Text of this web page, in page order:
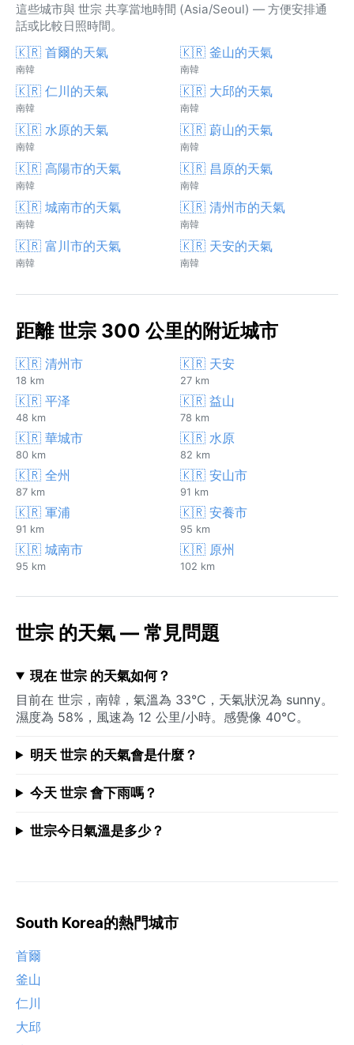
這些城市與 世宗 共享當地時間 (Asia/Seoul) — 方便安排通
話或比較日照時間。
🇰🇷 首爾的天氣
南韓
🇰🇷 釜山的天氣
南韓
🇰🇷 仁川的天氣
南韓
🇰🇷 大邱的天氣
南韓
🇰🇷 水原的天氣
南韓
🇰🇷 蔚山的天氣
南韓
🇰🇷 高陽市的天氣
南韓
🇰🇷 昌原的天氣
南韓
🇰🇷 城南市的天氣
南韓
🇰🇷 清州市的天氣
南韓
🇰🇷 富川市的天氣
南韓
🇰🇷 天安的天氣
南韓
距離 世宗 300 公里的附近城市
🇰🇷 清州市
18 km
🇰🇷 天安
27 km
🇰🇷 平泽
48 km
🇰🇷 益山
78 km
🇰🇷 華城市
80 km
🇰🇷 水原
82 km
🇰🇷 全州
87 km
🇰🇷 安山市
91 km
🇰🇷 軍浦
91 km
🇰🇷 安養市
95 km
🇰🇷 城南市
95 km
🇰🇷 原州
102 km
世宗 的天氣 — 常見問題
現在 世宗 的天氣如何？
目前在 世宗，南韓，氣溫為 33°C，天氣狀況為 sunny。
濕度為 58%，風速為 12 公里/小時。感覺像 40°C。
明天 世宗 的天氣會是什麼？
今天 世宗 會下雨嗎？
世宗今日氣溫是多少？
South Korea的熱門城市
首爾
釜山
仁川
大邱